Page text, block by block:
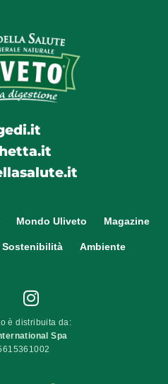
Mondo Uliveto Magazine
Sostenibilità Ambiente
è distribuita da:
Spa